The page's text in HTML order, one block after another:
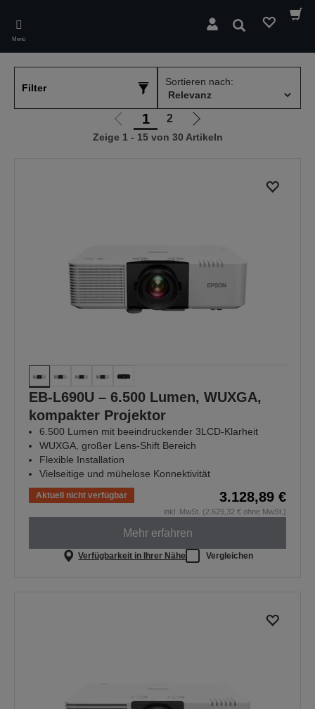
main
content
Menü
Suchen
Filter
Sortieren nach:
Zur
vorherigen
1 2
Zur
nächsten
Zeige 1 - 15 von 30 Artikeln
EB-L690U – 6.500 Lumen, WUXGA,
kompakter Projektor
6.500 Lumen mit beeindruckender 3LCD-Klarheit
WUXGA, großer Lens-Shift Bereich
Flexible Installation
Vielseitige und mühelose Konnektivität
Aktuell nicht verfügbar 3.128,89 €
inkl. MwSt. (2.629,32 € ohne MwSt.)
Mehr erfahren
Verfügbarkeit in Ihrer Nähe Vergleichen